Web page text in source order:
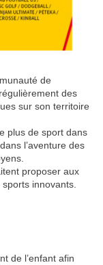
de
des
sur son territoire
plus de sport dans
l’aventure des
proposer aux
innovants.
de l’enfant afin